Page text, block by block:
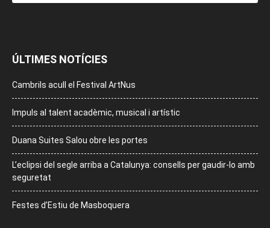
ÚLTIMES NOTÍCIES
Cambrils acull el Festival ArtNus
Impuls al talent acadèmic, musical i artístic
Duana Suites Salou obre les portes
L’eclipsi del segle arriba a Catalunya: consells per gaudir-lo amb
seguretat
Festes d’Estiu de Masboquera